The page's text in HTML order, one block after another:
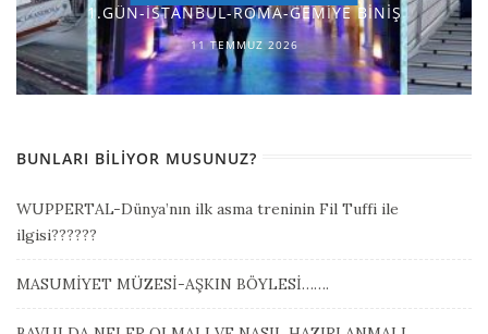
1.GÜN-İSTANBUL-ROMA-GEMİYE BİNİŞ
11 TEMMUZ 2026
BUNLARI BILIYOR MUSUNUZ?
WUPPERTAL-Dünya’nın ilk asma treninin Fil Tuffi ile
ilgisi??????
MASUMİYET MÜZESİ-AŞKIN BÖYLESİ…….